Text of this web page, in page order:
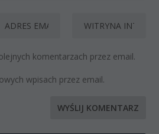
komentarzach przez email.
wpisach przez email.